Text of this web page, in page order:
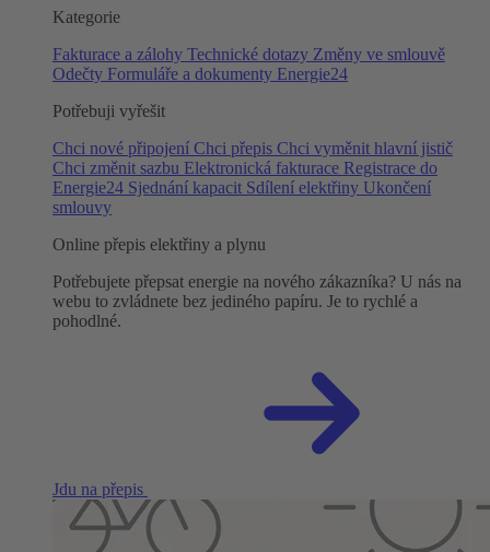
Kategorie
Fakturace a zálohy Technické dotazy Změny ve smlouvě
Odečty Formuláře a dokumenty Energie24
Potřebuji vyřešit
Chci nové připojení Chci přepis Chci vyměnit hlavní jistič
Chci změnit sazbu Elektronická fakturace Registrace do
Energie24 Sjednání kapacit Sdílení elektřiny Ukončení
smlouvy
Online přepis elektřiny a plynu
Potřebujete přepsat energie na nového zákazníka? U nás na
webu to zvládnete bez jediného papíru. Je to rychlé a
pohodlné.
Jdu na přepis